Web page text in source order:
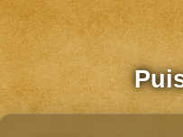
Panneau de gestion des